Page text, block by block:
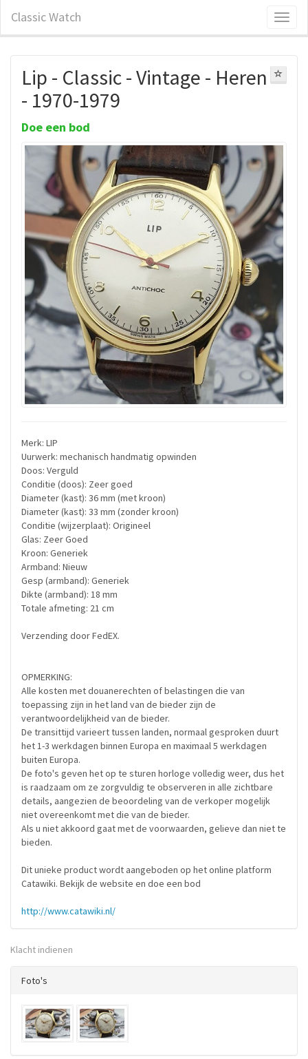
Classic Watch
Lip - Classic - Vintage - Heren
- 1970-1979
Doe een bod
Merk: LIP
Uurwerk: mechanisch handmatig opwinden
Doos: Verguld
Conditie (doos): Zeer goed
Diameter (kast): 36 mm (met kroon)
Diameter (kast): 33 mm (zonder kroon)
Conditie (wijzerplaat): Origineel
Glas: Zeer Goed
Kroon: Generiek
Armband: Nieuw
Gesp (armband): Generiek
Dikte (armband): 18 mm
Totale afmeting: 21 cm
Verzending door FedEX.
OPMERKING:
Alle kosten met douanerechten of belastingen die van
toepassing zijn in het land van de bieder zijn de
verantwoordelijkheid van de bieder.
De transittijd varieert tussen landen, normaal gesproken duurt
het 1-3 werkdagen binnen Europa en maximaal 5 werkdagen
buiten Europa.
De foto's geven het op te sturen horloge volledig weer, dus het
is raadzaam om ze zorgvuldig te observeren in alle zichtbare
details, aangezien de beoordeling van de verkoper mogelijk
niet overeenkomt met die van de bieder.
Als u niet akkoord gaat met de voorwaarden, gelieve dan niet te
bieden.
Dit unieke product wordt aangeboden op het online platform
Catawiki. Bekijk de website en doe een bod
http://www.catawiki.nl/
Klacht indienen
Foto's